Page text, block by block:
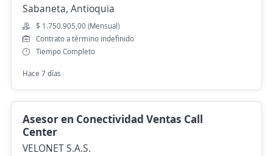
Sabaneta, Antioquia
$ 1.750.905,00 (Mensual)
Contrato a término indefinido
Tiempo Completo
Hace 7 días
Asesor en Conectividad Ventas Call
Center
VELONET S.A.S.